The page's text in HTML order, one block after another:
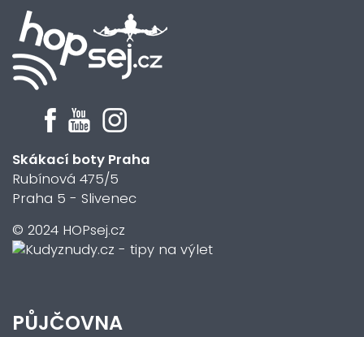
Skákací boty Praha
Rubínová 475/5
Praha 5 - Slivenec
© 2024 HOPsej.cz
PŮJČOVNA